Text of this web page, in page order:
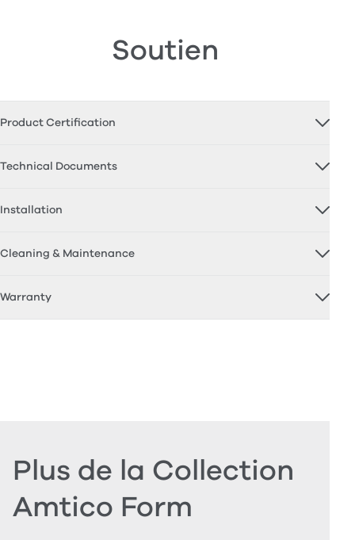
Soutien
Product Certification
Technical Documents
Installation
Cleaning & Maintenance
Warranty
Plus de la Collection
Amtico Form